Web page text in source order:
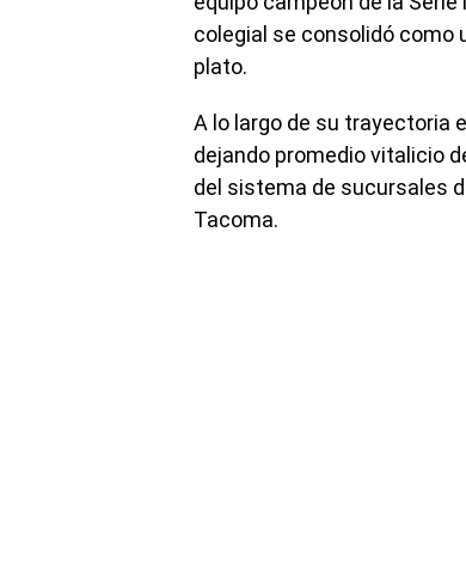
colegial se consolidó como
plato.
A lo largo de su trayectoria
dejando promedio vitalicio
del sistema de sucursales
Tacoma.